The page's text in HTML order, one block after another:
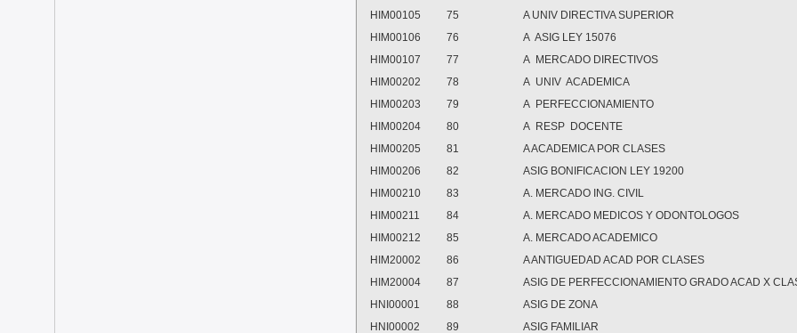
HIM00105
75
A UNIV DIRECTIVA SUPERIOR
HIM00106
76
A ASIG LEY 15076
HIM00107
77
A MERCADO DIRECTIVOS
HIM00202
78
A UNIV ACADEMICA
HIM00203
79
A PERFECCIONAMIENTO
HIM00204
80
A RESP DOCENTE
HIM00205
81
A ACADEMICA POR CLASES
HIM00206
82
ASIG BONIFICACION LEY 19200
HIM00210
83
A. MERCADO ING. CIVIL
HIM00211
84
A. MERCADO MEDICOS Y ODONTOLOGOS
HIM00212
85
A. MERCADO ACADEMICO
HIM20002
86
A ANTIGUEDAD ACAD POR CLASES
HIM20004
87
ASIG DE PERFECCIONAMIENTO GRADO ACAD X
HNI00001
88
ASIG DE ZONA
HNI00002
89 ASIG FAMILIAR